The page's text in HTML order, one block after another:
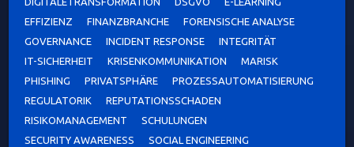
EFFIZIENZ
FINANZBRANCHE
FORENSISCHE ANALYSE
GOVERNANCE
INCIDENT RESPONSE
INTEGRITÄT
IT-SICHERHEIT
KRISENKOMMUNIKATION
MARISK
PHISHING
PRIVATSPHÄRE
PROZESSAUTOMATISIERUNG
REGULATORIK
REPUTATIONSSCHADEN
RISIKOMANAGEMENT
SCHULUNGEN
SECURITY AWARENESS
SOCIAL ENGINEERING